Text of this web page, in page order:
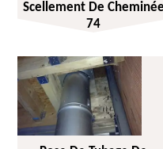
Scellement De Cheminée
74